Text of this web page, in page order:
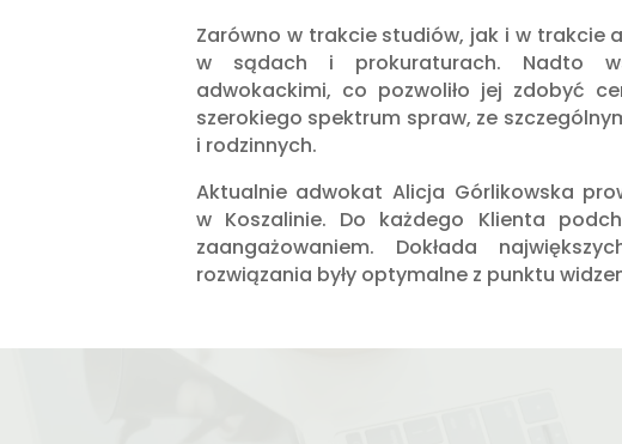
Zarówno w trakcie studiów, jak i w trakcie
w sądach i prokuraturach. Nadto
adwokackimi, co pozwoliło jej zdobyć
szerokiego spektrum spraw, ze
i rodzinnych.
Aktualnie adwokat Alicja Górlikowska
w Koszalinie. Do każdego Klienta
zaangażowaniem. Dokłada
rozwiązania były optymalne z punktu